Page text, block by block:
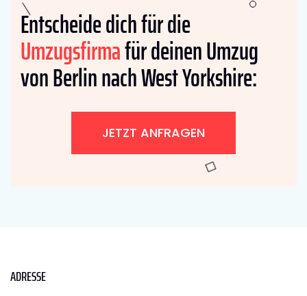
Entscheide dich für die
Umzugsfirmafür deinen Umzug
von Berlin nach West Yorkshire:
JETZT ANFRAGEN
ADRESSE